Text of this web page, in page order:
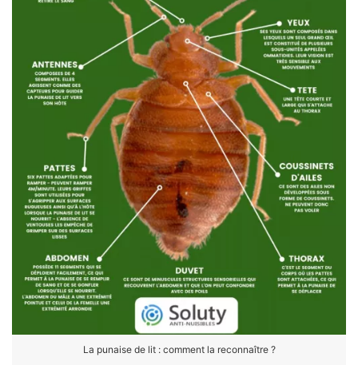
La punaise de lit : comment la reconnaître ?